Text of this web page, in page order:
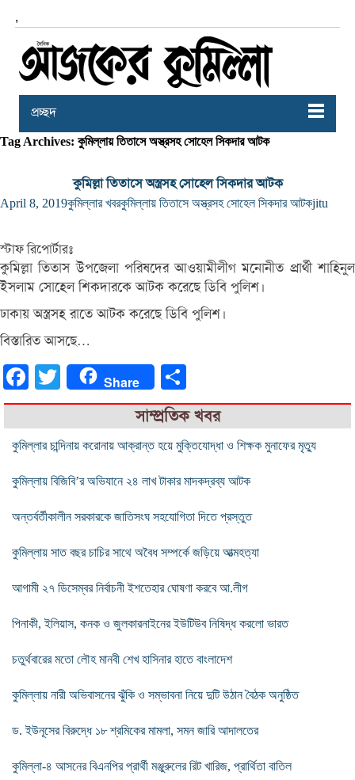
,
প্রচ্ছদ
Tag Archives: কুমিল্লায় তিতাসে অস্ত্রসহ সোহেল সিকদার আটক
কুমিল্লা তিতাসে অস্ত্রসহ সোহেল সিকদার আটক
April 8, 2019কুমিল্লার খবরকুমিল্লায় তিতাসে অস্ত্রসহ সোহেল সিকদার আটকjitu
স্টাফ রিপোর্টারঃ
কু‌মিল্লা তিতাস উপ‌জেলা প‌রিষ‌দের আওয়ামীলীগ ম‌নোনীত প্রার্থী শা‌হিনুল
ইসলাম সোহেল শিকদার‌কে আটক ক‌রে‌ছে ডিবি পু‌লিশ।
ঢাকায় অস্ত্রসহ রাতে আটক করেছে ডিবি পুলিশ।
বিস্তারিত আসছে…
FacebookTwitter Share
সাম্প্রতিক খবর
কুমিল্লার চান্দিনায় করোনায় আক্রান্ত হয়ে মুক্তিযোদ্ধা ও শিক্ষক মুনাফের মৃত্যু
কুমিল্লায় বিজিবি’র অভিযানে ২৪ লাখ টাকার মাদকদ্রব্য আটক
অন্তর্বর্তীকালীন সরকারকে জাতিসংঘ সহযোগিতা দিতে প্রস্তুত
কুমিল্লায় সাত বছর চাচির সাথে অবৈধ সম্পর্কে জড়িয়ে আত্মহত্যা
আগামী ২৭ ডিসেম্বর নির্বাচনী ইশতেহার ঘোষণা করবে আ.লীগ
পিনাকী, ইলিয়াস, কনক ও জুলকারনাইনের ইউটিউব নিষিদ্ধ করলো ভারত
চতুর্থবারের মতো লৌহ মানবী শেখ হাসিনার হাতে বাংলাদেশ
কুমিল্লায় নারী অভিবাসনের ঝুঁকি ও সম্ভাবনা নিয়ে দুটি উঠান বৈঠক অনুষ্ঠিত
ড. ইউনূসের বিরুদ্ধে ১৮ শ্রমিকের মামলা, সমন জারি আদালতের
কুমিল্লা-৪ আসনের বিএনপির প্রার্থী মঞ্জুরুলের রিট খারিজ, প্রার্থিতা বাতিল